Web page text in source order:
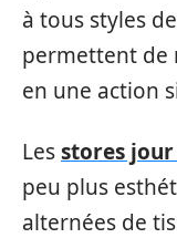
à tous styles
permettent de
en une action
Lesstores
peu plus
alternées de